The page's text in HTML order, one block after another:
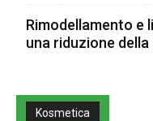
Rimodellamento e
una riduzione
Kosmetica